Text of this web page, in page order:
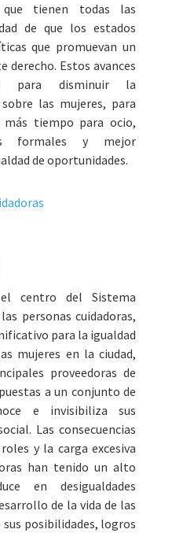
tienen todas las
de que los estados
que promuevan un
derecho. Estos avances
para disminuir la
las mujeres, para
más tiempo para ocio,
formales y mejor
de oportunidades.
centro del Sistema
personas cuidadoras,
para la igualdad
mujeres en la ciudad,
proveedoras de
a un conjunto de
e invisibiliza sus
Las consecuencias
y la carga excesiva
han tenido un alto
en desigualdades
de la vida de las
posibilidades, logros